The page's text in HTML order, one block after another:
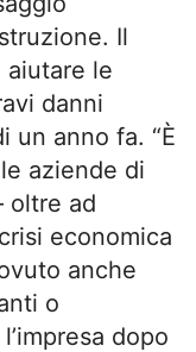
Il
le
danni
un anno fa. “È
aziende di
oltre ad
economica
anche
o
dopo